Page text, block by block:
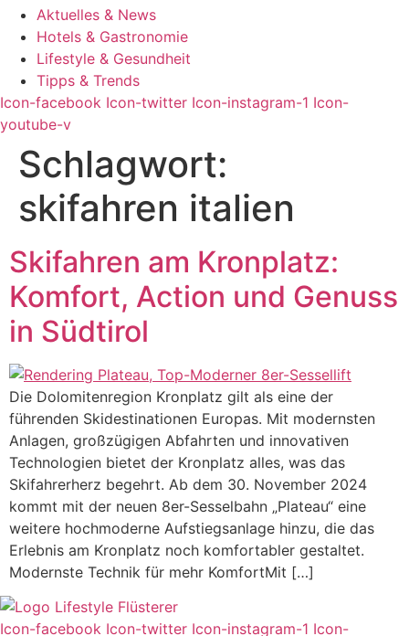
Aktuelles & News
Hotels & Gastronomie
Lifestyle & Gesundheit
Tipps & Trends
Icon-facebook Icon-twitter Icon-instagram-1 Icon-
youtube-v
Schlagwort:
skifahren italien
Skifahren am Kronplatz:
Komfort, Action und Genuss
in Südtirol
Die Dolomitenregion Kronplatz gilt als eine der
führenden Skidestinationen Europas. Mit modernsten
Anlagen, großzügigen Abfahrten und innovativen
Technologien bietet der Kronplatz alles, was das
Skifahrerherz begehrt. Ab dem 30. November 2024
kommt mit der neuen 8er-Sesselbahn „Plateau“ eine
weitere hochmoderne Aufstiegsanlage hinzu, die das
Erlebnis am Kronplatz noch komfortabler gestaltet.
Modernste Technik für mehr KomfortMit […]
Icon-facebook Icon-twitter Icon-instagram-1 Icon-